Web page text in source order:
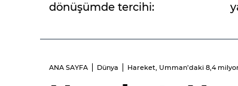
dönüşümde tercihi:
ANA SAYFA Dünya Hareket, Umman’daki 8,4